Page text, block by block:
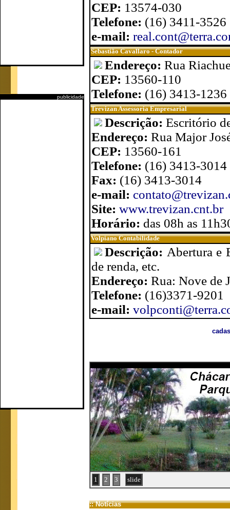
publicidade
CEP: 13574-030
Telefone: (16) 3411-3526
e-mail:
Sebastião Cavallaro - Contador
Endereço: Rua
CEP: 13560-110
Telefone: (16) 3413-
Trevizan Assessoria Empresarial
Descrição: Escritório
Endereço: Rua Major
CEP: 13560-161
Telefone: (16) 3413-
Fax: (16) 3413-3014
e-mail:
Site: www.trevizan.cnt.br
Horário: das 08h as
Volpiano Contabilidade
Descrição: Abertura e
de renda, etc.
Endereço: Rua: Nove de
Telefone: (16)3371-9201
e-mail:
1 2 3 slide
:: Notícias